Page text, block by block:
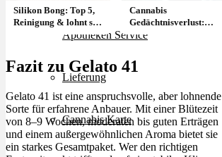
Apotheken Service
Lieferung
Cannabis Karte
Silikon Bong: Top 5,
Reinigung & lohnt sie
Cannabis
Gedächtnisverlust:
Dauerhaft oder
Fazit zu Gelato 41
Gelato 41 ist eine anspruchsvolle, aber lohnende
Sorte für erfahrene Anbauer. Mit einer Blütezeit
von 8–9 Wochen, moderaten bis guten Erträgen
und einem außergewöhnlichen Aroma bietet sie
ein starkes Gesamtpaket. Wer den richtigen